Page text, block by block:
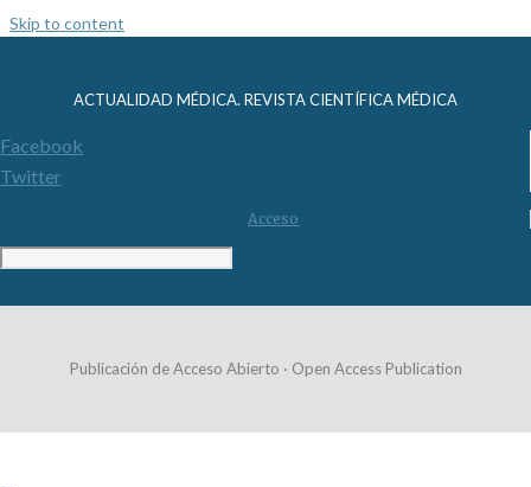
Skip to content
ACTUALIDAD MÉDICA. REVISTA CIENTÍFICA MÉDICA
Facebook
Twitter
Acceso
Publicación de Acceso Abierto · Open Access Publication